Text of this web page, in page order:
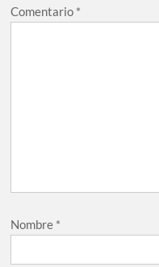
Comentario *
Nombre *